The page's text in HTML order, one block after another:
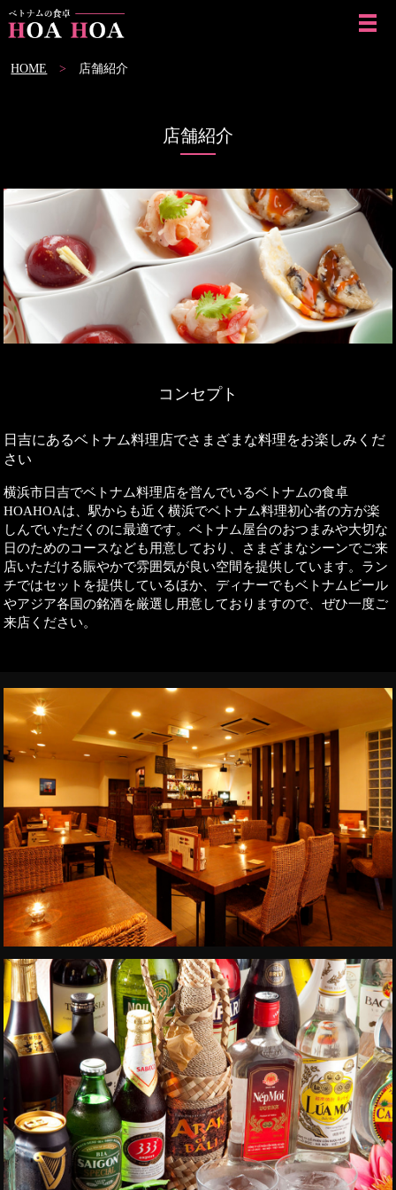
HOME 店舗紹介
店舗紹介
コンセプト
日吉にあるベトナム料理店でさまざまな料理をお楽しみくだ
さい
横浜市日吉でベトナム料理店を営んでいるベトナムの食卓
HOAHOAは、駅からも近く横浜でベトナム料理初心者の方が楽
しんでいただくのに最適です。ベトナム屋台のおつまみや大切な
日のためのコースなども用意しており、さまざまなシーンでご来
店いただける賑やかで雰囲気が良い空間を提供しています。ラン
チではセットを提供しているほか、ディナーでもベトナムビール
やアジア各国の銘酒を厳選し用意しておりますので、ぜひ一度ご
来店ください。